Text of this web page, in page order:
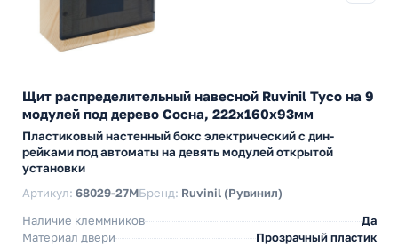
Щит распределительный навесной Ruvinil Tyco на 9
модулей под дерево Сосна, 222х160х93мм
Пластиковый настенный бокс электрический с дин-
рейками под автоматы на девять модулей открытой
установки
Артикул: 68029-27МБренд: Ruvinil (Рувинил)
Наличие клеммников
Да
Материал двери
Прозрачный пластик